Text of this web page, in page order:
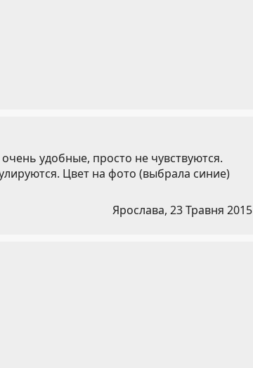
удобные, просто не чувствуются.
Цвет на фото (выбрала синие)
Ярослава, 23 Травня 2015